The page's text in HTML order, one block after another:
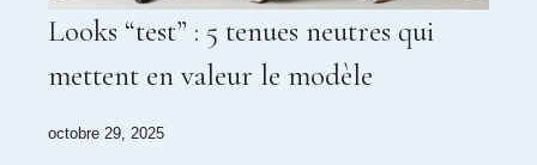
Looks “test” : 5 tenues neutres qui
mettent en valeur le modèle
octobre 29, 2025